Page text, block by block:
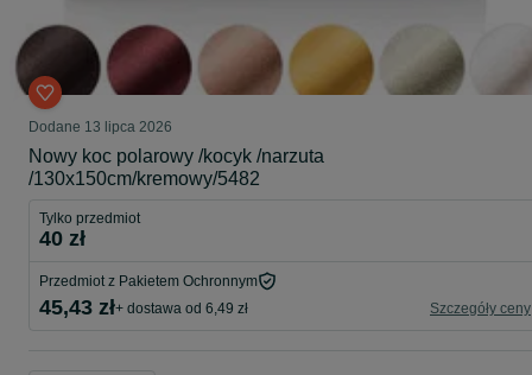
Dodane 13 lipca 2026
Nowy koc polarowy /kocyk /narzuta
/130x150cm/kremowy/5482
Tylko przedmiot
40 zł
Przedmiot z Pakietem Ochronnym
45,43 zł+ dostawa od 6,49 zł Szczegóły ceny